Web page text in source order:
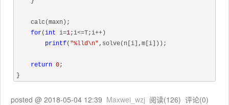
for(int i=1;i<=T;i++)
printf( "%lld\n" ,solve(n[i],m[i]));
return 0;
}
posted @ 2018-05-04 12:39 Maxwei_wzj 阅读(126) 评论(0)